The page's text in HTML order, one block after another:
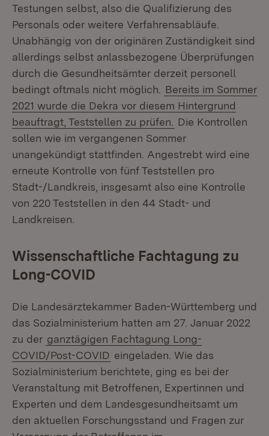
Testungen selbst, also die Qualifizierung des
Personals oder weitere Verfahrensabläufe.
Unabhängig von der originären Zuständigkeit sind
allerdings selbst anlassbezogene Überprüfungen
durch die Gesundheitsämter derzeit personell
bedingt oftmals nicht möglich.
Bereits im Sommer
2021 wurde die Dekra vor diesem Hintergrund
beauftragt, Teststellen zu prüfen.
Die Kontrollen
sollen wie im vergangenen Sommer
unangekündigt stattfinden. Angestrebt wird eine
erneute Kontrolle von fünf Teststellen pro
Stadt-/Landkreis, insgesamt also eine Kontrolle
von 220 Teststellen in den 44 Stadt- und
Landkreisen.
Wissenschaftliche Fachtagung zu
Long-COVID
Die Landesärztekammer Baden-Württemberg und
das Sozialministerium hatten am 27. Januar 2022
zu der ganztägigen Fachtagung Long-
COVID/Post-COVID eingeladen. Wie das
Sozialministerium berichtete, ging es bei der
Veranstaltung mit Betroffenen, Expertinnen und
Experten und dem Landesgesundheitsamt um
den aktuellen Forschungsstand und Fragen zur